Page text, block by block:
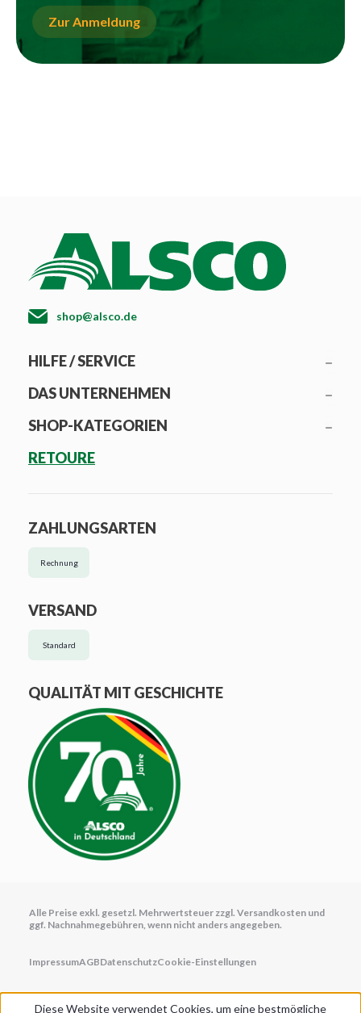
Zur Anmeldung
shop@alsco.de
HILFE / SERVICE
DAS UNTERNEHMEN
SHOP-KATEGORIEN
RETOURE
ZAHLUNGSARTEN
Rechnung
VERSAND
Standard
QUALITÄT MIT GESCHICHTE
ImpressumAGBDatenschutzCookie-Einstellungen
Alle Preise exkl. gesetzl. Mehrwertsteuer zzgl. Versandkosten und
ggf. Nachnahmegebühren, wenn nicht anders angegeben.
Diese Website verwendet Cookies, um eine bestmögliche